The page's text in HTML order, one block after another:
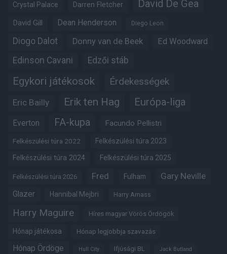
Crystal Palace Darren Fletcher David De Gea
David Gill Dean Henderson Diego Leon
Diogo Dalot Donny van de Beek Ed Woodward
Edinson Cavani Edzői stáb
Egykori játékosok Érdekességek
Eric Bailly Erik ten Hag Európa-liga
Everton FA-kupa Facundo Pellistri
Felkészülési túra 2022 Felkészülési túra 2023
Felkészülési túra 2024 Felkészülési túra 2025
Felkészülési túra 2026 Fred Fulham Gary Neville
Glazer Hannibal Mejbri Harry Amass
Harry Maguire Híres magyar Vörös Ördögök
Hónap játékosa Hónap legjobbja szavazás
Hónap Ördöge Hull City Ifjúsági BL Jack Butland